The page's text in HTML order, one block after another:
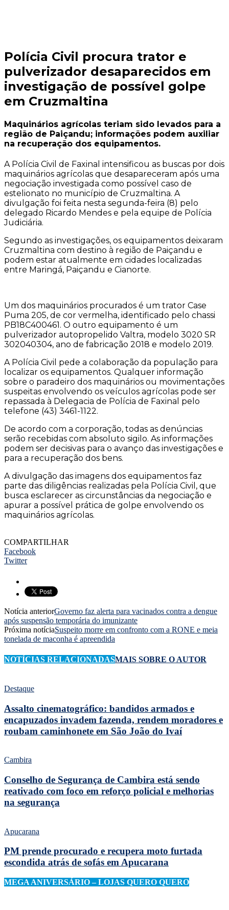
Polícia Civil procura trator e
pulverizador desaparecidos em
investigação de possível golpe
em Cruzmaltina
Maquinários agrícolas teriam sido levados para a
região de Paiçandu; informações podem auxiliar
na recuperação dos equipamentos.
A Polícia Civil de Faxinal intensificou as buscas por dois
maquinários agrícolas que desapareceram após uma
negociação investigada como possível caso de
estelionato no município de Cruzmaltina. A
divulgação foi feita nesta segunda-feira (8) pelo
delegado Ricardo Mendes e pela equipe de Polícia
Judiciária.
Segundo as investigações, os equipamentos deixaram
Cruzmaltina com destino à região de Paiçandu e
podem estar atualmente em cidades localizadas
entre Maringá, Paiçandu e Cianorte.
Um dos maquinários procurados é um trator Case
Puma 205, de cor vermelha, identificado pelo chassi
PB18C400461. O outro equipamento é um
pulverizador autopropelido Valtra, modelo 3020 SR
302040304, ano de fabricação 2018 e modelo 2019.
A Polícia Civil pede a colaboração da população para
localizar os equipamentos. Qualquer informação
sobre o paradeiro dos maquinários ou movimentações
suspeitas envolvendo os veículos agrícolas pode ser
repassada à Delegacia de Polícia de Faxinal pelo
telefone (43) 3461-1122.
De acordo com a corporação, todas as denúncias
serão recebidas com absoluto sigilo. As informações
podem ser decisivas para o avanço das investigações e
para a recuperação dos bens.
A divulgação das imagens dos equipamentos faz
parte das diligências realizadas pela Polícia Civil, que
busca esclarecer as circunstâncias da negociação e
apurar a possível prática de golpe envolvendo os
maquinários agrícolas.
COMPARTILHAR
Facebook
Twitter
Notícia anteriorGoverno faz alerta para vacinados contra a dengue
após suspensão temporária do imunizante
Próxima notíciaSuspeito morre em confronto com a RONE e meia
tonelada de maconha é apreendida
NOTÍCIAS RELACIONADASMAIS SOBRE O AUTOR
Destaque
Assalto cinematográfico: bandidos armados e
encapuzados invadem fazenda, rendem moradores e
roubam caminhonete em São João do Ivaí
Cambira
Conselho de Segurança de Cambira está sendo
reativado com foco em reforço policial e melhorias
na segurança
Apucarana
PM prende procurado e recupera moto furtada
escondida atrás de sofás em Apucarana
MEGA ANIVERSÁRIO – LOJAS QUERO QUERO